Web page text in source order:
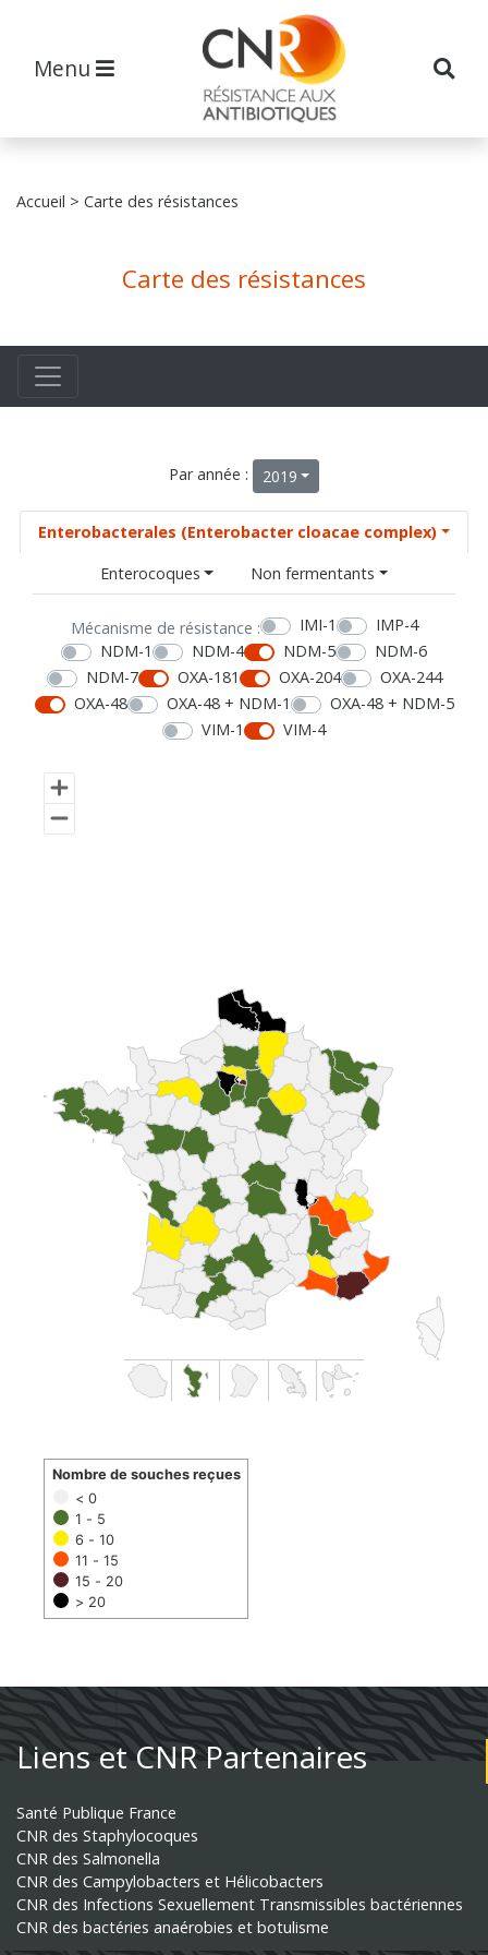
Menu
Accueil > Carte des résistances
Carte des résistances
Par année : 2019
Enterobacterales (Enterobacter cloacae complex)
Enterocoques
Non fermentants
Mécanisme de résistance : IMI-1
IMP-4
NDM-1
NDM-4 NDM-5
NDM-6
NDM-7
OXA-181 OXA-204
OXA-244
OXA-48
OXA-48 + NDM-1
OXA-48 + NDM-5
VIM-1
VIM-4
< 0
1 - 5
6 - 10
11 - 15
15 - 20
> 20
Nombre de souches reçues
Liens et CNR Partenaires
Santé Publique France
CNR des Staphylocoques
CNR des Salmonella
CNR des Campylobacters et Hélicobacters
CNR des Infections Sexuellement Transmissibles bactériennes
CNR des bactéries anaérobies et botulisme